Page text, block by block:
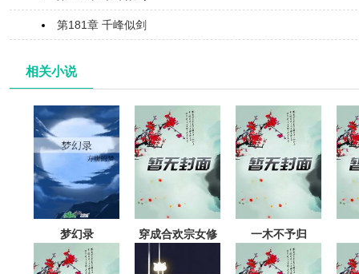
第181章 千峰似剑
相关小说
梦幻录
穿成合欢宗女修
后揣了反派的崽
一木不予归